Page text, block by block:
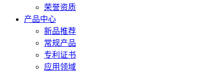
荣誉资质
产品中心
新品推荐
常规产品
专利证书
应用领域